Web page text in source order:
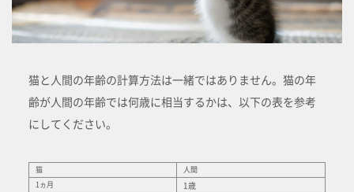
猫と人間の年齢の計算方法は一緒ではありません。猫の年
齢が人間の年齢では何歳に相当するかは、以下の表を参考
にしてください。
猫
人間
1ヵ月
1歳